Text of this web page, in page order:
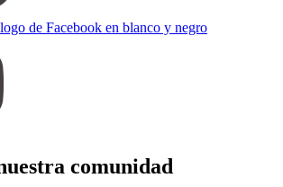
comunidad